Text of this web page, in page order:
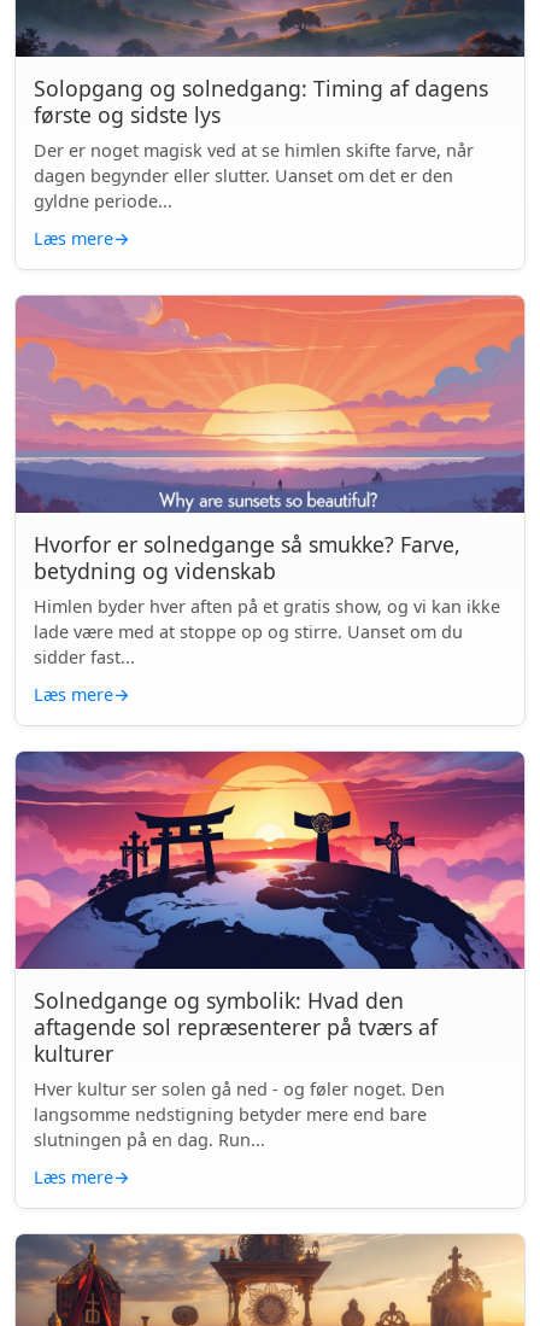
Solopgang og solnedgang: Timing af dagens
første og sidste lys
Der er noget magisk ved at se himlen skifte farve, når
dagen begynder eller slutter. Uanset om det er den
gyldne periode...
Læs mere→
Hvorfor er solnedgange så smukke? Farve,
betydning og videnskab
Himlen byder hver aften på et gratis show, og vi kan ikke
lade være med at stoppe op og stirre. Uanset om du
sidder fast...
Læs mere→
Solnedgange og symbolik: Hvad den
aftagende sol repræsenterer på tværs af
kulturer
Hver kultur ser solen gå ned - og føler noget. Den
langsomme nedstigning betyder mere end bare
slutningen på en dag. Run...
Læs mere→